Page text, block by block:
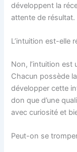
développent la
attente de résultat.
L’intuition est-elle
Non, l’intuition est
Chacun possède
développer cette
don que d’une
avec curiosité et
Peut-on se